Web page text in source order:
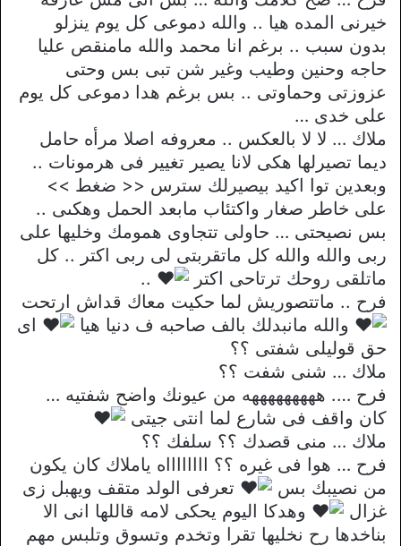
خيرنى المده هيا .. والله دموعى كل يوم ينزلو
بدون سبب .. برغم انا محمد والله مامنقص عليا
حاجه وحنين وطيب وغير شن تبى بس وحتى
عزوزتى وحماوتى .. بس برغم هدا دموعى كل يوم
على خدى …
ملاك … لا لا بالعكس .. معروفه اصلا مرأه حامل
ديما تصيرلها هكى لانا يصير تغيير فى هرمونات ..
وبعدين توا اكيد بيصيرلك سترس << ضغط >>
على خاطر صغار واكتئاب مابعد الحمل وهكىى ..
بس نصيحتى … حاولى تتجاوى همومك وخليها على
ربى والله والله كل ماتقربتى لى ربى اكتر .. كل
ماتلقى روحك ترتاحى اكتر
..
فرح .. ماتتصوريش لما حكيت معاك قداش ارتحت
والله مانبدلك بالف صاحبه ف دنيا هيا
اى
حق قوليلى شفتى ؟؟
ملاك … شنى شفت ؟؟
فرح …. هههههههههه من عيونك واضح شفتيه …
كان واقف فى شارع لما انتى جيتى
ملاك … منى قصدك ؟؟ سلفك ؟؟
فرح … هوا فى غيره ؟؟ ااااااااه ياملاك كان يكون
من نصيبك بس
تعرفى الولد متقف ويهبل زى
غزال
وهدكا اليوم يحكى لامه قاللها انى الا
بناخدها رح نخليها تقرا وتخدم وتسوق وتلبس مهم